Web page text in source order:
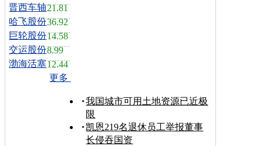
晋西车轴21.81
哈飞股份36.92
巨轮股份14.58
交运股份8.99
渤海活塞12.44
更多
我国城市可用土地资源已近极
限
凯恩219名退休员工举报董事
长侵吞国资